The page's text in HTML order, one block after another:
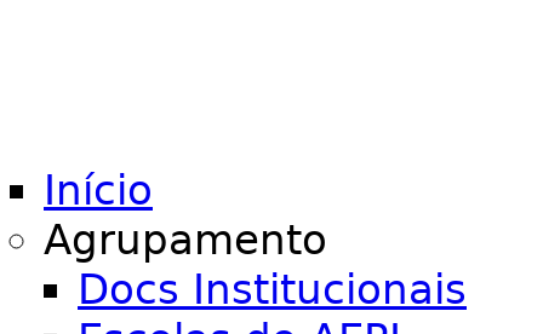
Início
Agrupamento
Docs Institucionais